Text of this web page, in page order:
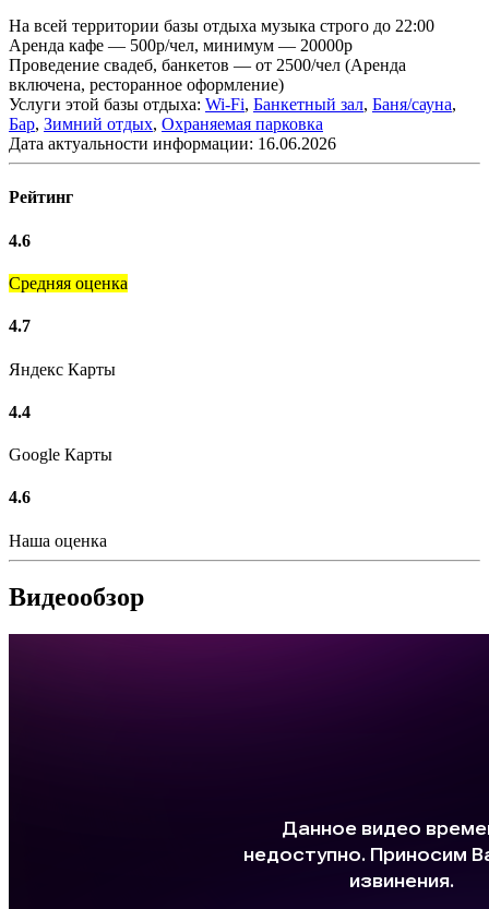
На всей территории базы отдыха музыка строго до 22:00
Аренда кафе — 500р/чел, минимум — 20000р
Проведение свадеб, банкетов — от 2500/чел (Аренда
включена, ресторанное оформление)
Услуги этой базы отдыха: Wi-Fi, Банкетный зал, Баня/сауна,
Бар, Зимний отдых, Охраняемая парковка
Дата актуальности информации: 16.06.2026
Рейтинг
4.6
Средняя оценка
4.7
Яндекс Карты
4.4
Google Карты
4.6
Наша оценка
Видеообзор